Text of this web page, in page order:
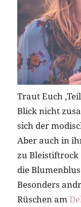
Traut Euch
Blick nicht
sich der
Aber auch in
zu Bleistiftrock
die
Besonders
Rüschen am